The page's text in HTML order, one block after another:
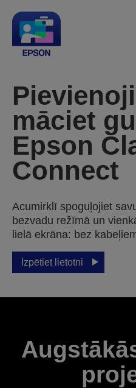
māciet
Epson
Connect
Acumirklī spoguļojiet
bezvadu režīmā un
lielā ekrāna: bez
Izpētiet lietotni